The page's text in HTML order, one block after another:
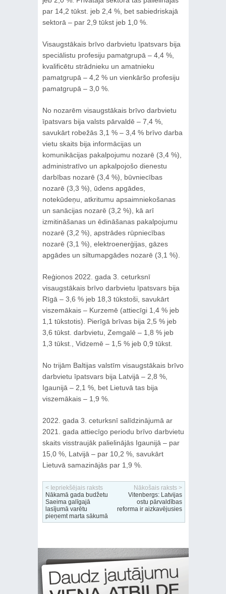
par 14,2 tūkst. jeb 2,4 %, bet sabiedriskajā
sektorā – par 2,9 tūkst jeb 1,0 %.
Visaugstākais brīvo darbvietu īpatsvars bija
speciālistu profesiju pamatgrupā – 4,4 %,
kvalificētu strādnieku un amatnieku
pamatgrupā – 4,2 % un vienkāršo profesiju
pamatgrupā – 3,0 %.
No nozarēm visaugstākais brīvo darbvietu
īpatsvars bija valsts pārvaldē – 7,4 %,
savukārt robežās 3,1 % – 3,4 % brīvo darba
vietu skaits bija informācijas un
komunikācijas pakalpojumu nozarē (3,4 %),
administratīvo un apkalpojošo dienestu
darbības nozarē (3,4 %), būvniecības
nozarē (3,3 %), ūdens apgādes,
notekūdeņu, atkritumu apsaimniekošanas
un sanācijas nozarē (3,2 %), kā arī
izmitināšanas un ēdināšanas pakalpojumu
nozarē (3,2 %), apstrādes rūpniecības
nozarē (3,1 %), elektroenerģijas, gāzes
apgādes un siltumapgādes nozarē (3,1 %).
Reģionos 2022. gada 3. ceturksnī
visaugstākais brīvo darbvietu īpatsvars bija
Rīgā – 3,6 % jeb 18,3 tūkstoši, savukārt
viszemākais – Kurzemē (attiecīgi 1,4 % jeb
1,1 tūkstotis). Pierīgā brīvas bija 2,5 % jeb
3,6 tūkst. darbvietu, Zemgalē – 1,8 % jeb
1,3 tūkst., Vidzemē – 1,5 % jeb 0,9 tūkst.
No trijām Baltijas valstīm visaugstākais brīvo
darbvietu īpatsvars bija Latvijā – 2,8 %,
Igaunijā – 2,1 %, bet Lietuvā tas bija
viszemākais – 1,9 %.
2022. gada 3. ceturksnī salīdzinājumā ar
2021. gada attiecīgo periodu brīvo darbvietu
skaits visstraujāk palielinājās Igaunijā – par
15,0 %, Latvijā – par 10,2 %, savukārt
Lietuvā samazinājās par 1,9 %.
< Iepriekšējais raksts
Nākamā gada budžetu
Saeima galīgajā
lasījumā varētu
pieņemt marta sākumā
Nākošais raksts >
Vitenbergs: Latvijas
ostu pārvaldības
reforma ir aizkavējusies